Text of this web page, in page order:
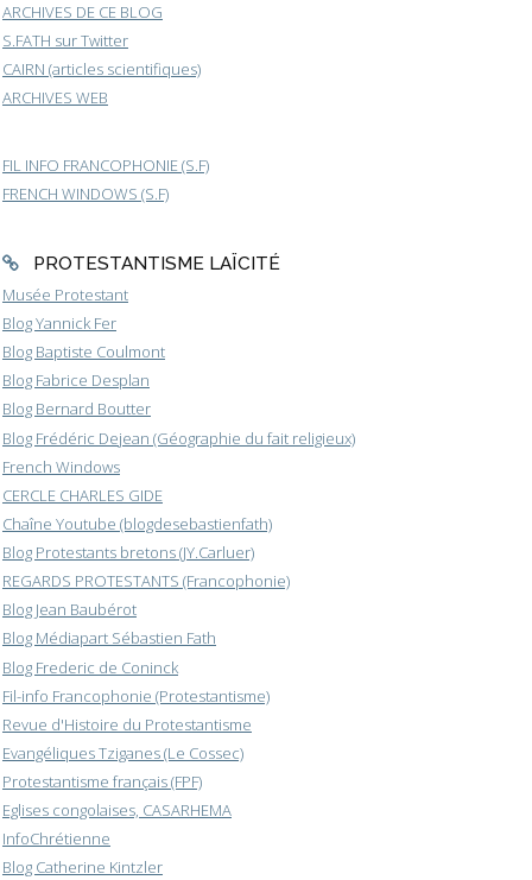
ARCHIVES DE CE BLOG
S.FATH sur Twitter
CAIRN (articles scientifiques)
ARCHIVES WEB
FIL INFO FRANCOPHONIE (S.F)
FRENCH WINDOWS (S.F)
PROTESTANTISME LAÏCITÉ
Musée Protestant
Blog Yannick Fer
Blog Baptiste Coulmont
Blog Fabrice Desplan
Blog Bernard Boutter
Blog Frédéric Dejean (Géographie du fait religieux)
French Windows
CERCLE CHARLES GIDE
Chaîne Youtube (blogdesebastienfath)
Blog Protestants bretons (JY.Carluer)
REGARDS PROTESTANTS (Francophonie)
Blog Jean Baubérot
Blog Médiapart Sébastien Fath
Blog Frederic de Coninck
Fil-info Francophonie (Protestantisme)
Revue d'Histoire du Protestantisme
Evangéliques Tziganes (Le Cossec)
Protestantisme français (FPF)
Eglises congolaises, CASARHEMA
InfoChrétienne
Blog Catherine Kintzler